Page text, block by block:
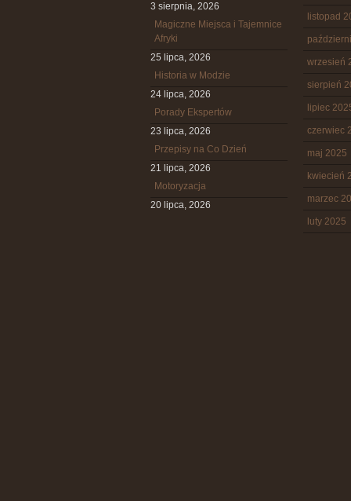
3 sierpnia, 2026
Magiczne Miejsca i Tajemnice
Afryki
25 lipca, 2026
Historia w Modzie
24 lipca, 2026
Porady Ekspertów
23 lipca, 2026
Przepisy na Co Dzień
21 lipca, 2026
Motoryzacja
20 lipca, 2026
listopad
wrzesień
sierpień
lipiec
czerwiec
maj 2025
kwiecień
marzec
luty 2025